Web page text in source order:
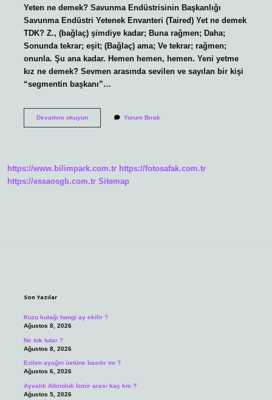
Yeten ne demek? Savunma Endüstrisinin Başkanlığı
Savunma Endüstri Yetenek Envanteri (Taired) Yet ne demek
TDK? Z., (bağlaç) şimdiye kadar; Buna rağmen; Daha;
Sonunda tekrar; eşit; (Bağlaç) ama; Ve tekrar; rağmen;
onunla. Şu ana kadar. Hemen hemen, hemen. Yeni yetme
kız ne demek? Sevmen arasında sevilen ve sayılan bir kişi
“segmentin başkanı”…
Devamını okuyunYetmemek
Yorum Bırak
https://www.bilimpark.com.tr https://fotosafak.com.tr
https://essaosgb.com.tr Sitemap
Son Yazılar
Kuzu kulağı hangi ay ekilir ?
Ağustos 8, 2026
Ne tok tutar ?
Ağustos 8, 2026
Ezilen ayağın üstüne basılır mı ?
Ağustos 6, 2026
Ayvalık Altınoluk İzmir arası kaç km ?
Ağustos 5, 2026